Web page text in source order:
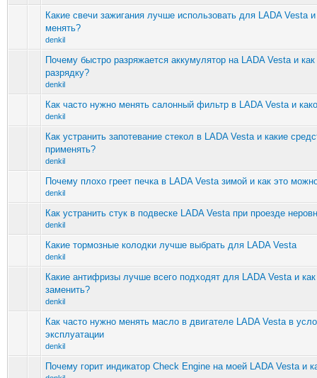
Какие свечи зажигания лучше использовать для LADA Vesta и
менять?
denkil
Почему быстро разряжается аккумулятор на LADA Vesta и как
разрядку?
denkil
Как часто нужно менять салонный фильтр в LADA Vesta и
denkil
Как устранить запотевание стекол в LADA Vesta и какие
применять?
denkil
Почему плохо греет печка в LADA Vesta зимой и как это
denkil
Как устранить стук в подвеске LADA Vesta при проезде
denkil
Какие тормозные колодки лучше выбрать для LADA Vesta
denkil
Какие антифризы лучше всего подходят для LADA Vesta и
заменить?
denkil
Как часто нужно менять масло в двигателе LADA Vesta в
эксплуатации
denkil
Почему горит индикатор Check Engine на моей LADA Vesta и